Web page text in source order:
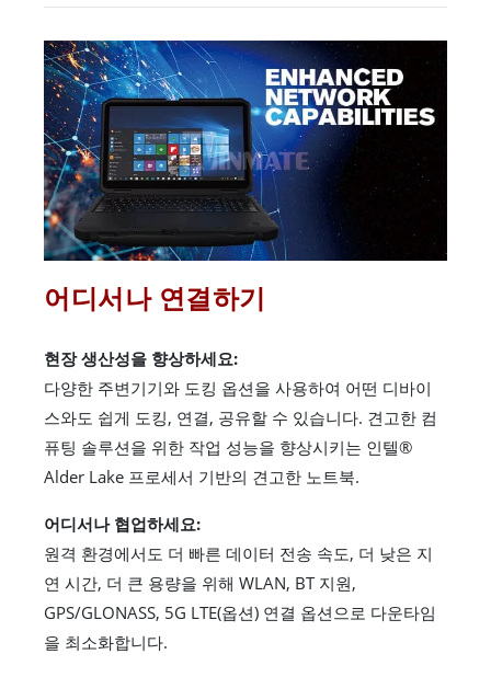
어디서나 연결하기
현장 생산성을 향상하세요:
다양한 주변기기와 도킹 옵션을 사용하여 어떤 디바이
스와도 쉽게 도킹, 연결, 공유할 수 있습니다. 견고한 컴
퓨팅 솔루션을 위한 작업 성능을 향상시키는 인텔®
Alder Lake 프로세서 기반의 견고한 노트북.
어디서나 협업하세요:
원격 환경에서도 더 빠른 데이터 전송 속도, 더 낮은 지
연 시간, 더 큰 용량을 위해 WLAN, BT 지원,
GPS/GLONASS, 5G LTE(옵션) 연결 옵션으로 다운타임
을 최소화합니다.